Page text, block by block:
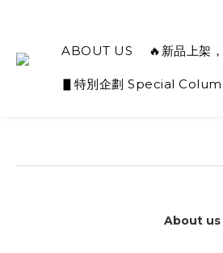
ABOUT US 🔥新品上架
▋特別企劃 Special
About us